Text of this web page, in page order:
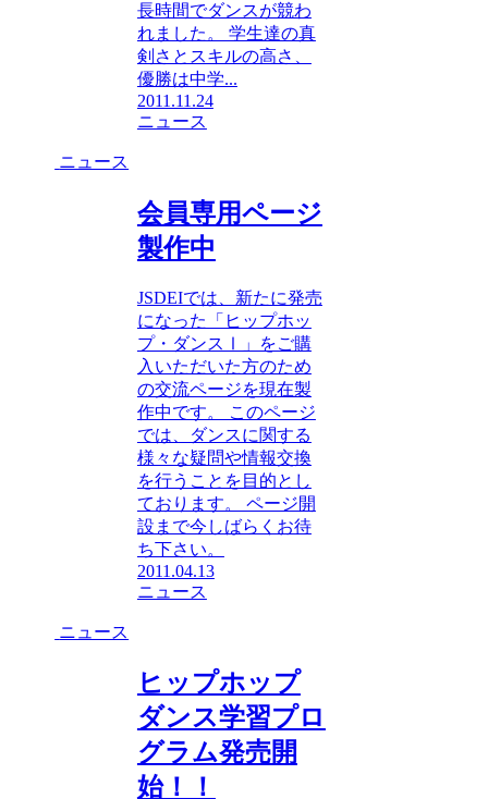
長時間でダンスが競わ
れました。 学生達の真
剣さとスキルの高さ、
優勝は中学...
2011.11.24
ニュース
ニュース
会員専用ページ
製作中
JSDEIでは、新たに発売
になった「ヒップホッ
プ・ダンスⅠ」をご購
入いただいた方のため
の交流ページを現在製
作中です。 このページ
では、ダンスに関する
様々な疑問や情報交換
を行うことを目的とし
ております。 ページ開
設まで今しばらくお待
ち下さい。
2011.04.13
ニュース
ニュース
ヒップホップ
ダンス学習プロ
グラム発売開
始！！